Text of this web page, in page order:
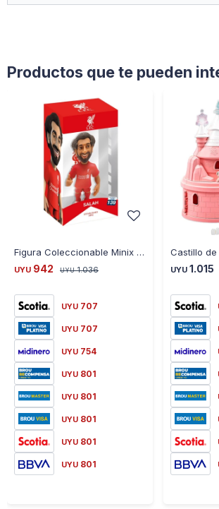
Productos que te pueden
Figura Coleccionable Minix MX11117 Deportes Liverpool - SALAH
UYU 942 UYU 1.036
UYU 707
UYU 707
UYU 754
UYU 801
UYU 801
UYU 801
UYU 801
UYU 801
UYU 1.015